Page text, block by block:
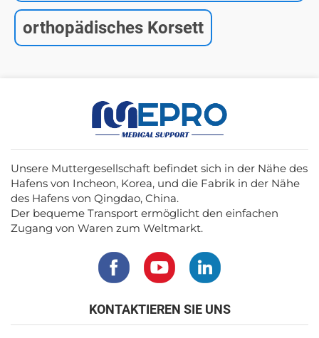
orthopädisches Korsett
Unsere Muttergesellschaft befindet sich in der Nähe des
Hafens von Incheon, Korea, und die Fabrik in der Nähe
des Hafens von Qingdao, China.
Der bequeme Transport ermöglicht den einfachen
Zugang von Waren zum Weltmarkt.
KONTAKTIEREN SIE UNS